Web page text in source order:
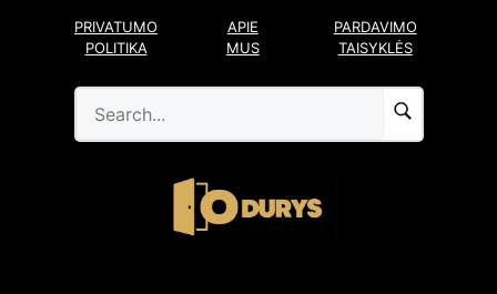
PRIVATUMO
POLITIKA
APIE
MUS
PARDAVIMO
TAISYKLĖS